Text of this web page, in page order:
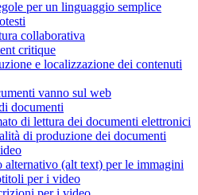
per un linguaggio semplice
collaborativa
critique
e localizzazione dei contenuti
vanno sul web
documenti
di lettura dei documenti elettronici
di produzione dei documenti
alternativo (alt text) per le immagini
per i video